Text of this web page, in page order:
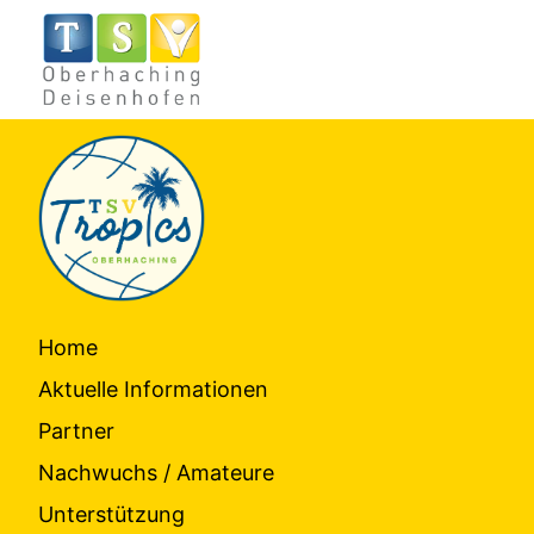
Home
Aktuelle Informationen
Partner
Nachwuchs / Amateure
Unterstützung